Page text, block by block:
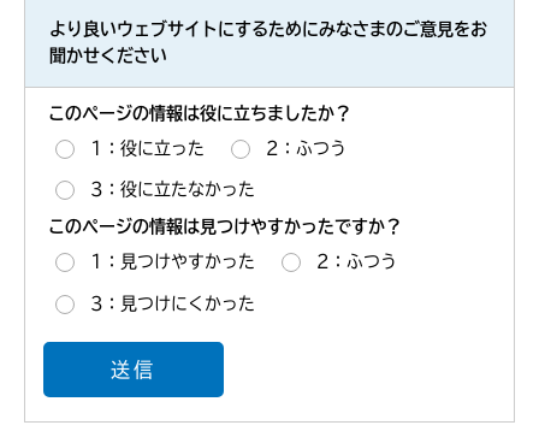
より良いウェブサイトにするためにみなさまのご意見をお
聞かせください
このページの情報は役に立ちましたか？
1：役に立った 2：ふつう
3：役に立たなかった
このページの情報は見つけやすかったですか？
1：見つけやすかった 2：ふつう
3：見つけにくかった